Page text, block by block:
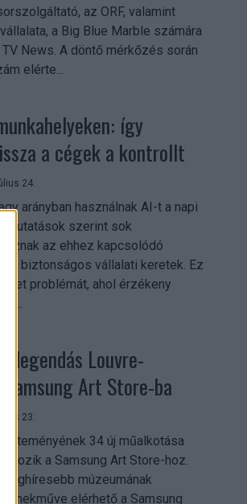
az ORF, valamint
a Big Blue Marble számára
News. A döntő mérkőzés során
elérte...
így
a cégek a kontrollt
24.
arányban használnak AI-t a napi
kutatások szerint sok
az ehhez kapcsolódó
és biztonságos vállalati keretek. Ez
problémát, ahol érzékeny
legendás Louvre-
Art Store-ba
23.
34 új műalkotása
a Samsung Art Store-hoz.
leghíresebb múzeumának
elérhető a Samsung